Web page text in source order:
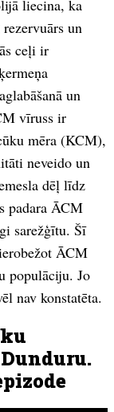
liecina, ka
un
ceļi ir
un
vīruss ir
mēra (KCM),
neveido un
dēļ līdz
padara ĀCM
sarežģītu. Šī
ĀCM
populāciju. Jo
nav konstatēta.